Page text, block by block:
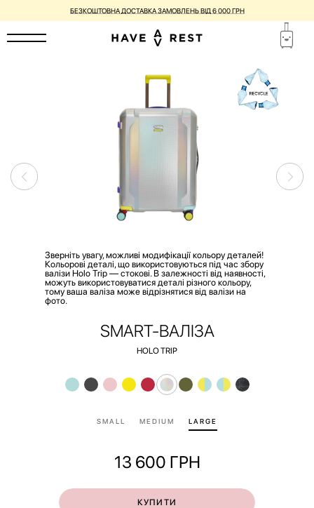
БЕЗКОШТОВНА ДОСТАВКА ЗАМОВЛЕНЬ ВІД 6 000 ГРН
Зверніть увагу, можливі модифікації кольору деталей!
Кольорові деталі, що використовуються під час збору
валізи Holo Trip — стокові. В залежності від наявності,
можуть використовуватися деталі різного кольору,
тому ваша валіза може відрізнятися від валізи на
фото.
SMART-ВАЛІЗА
HOLO TRIP
SMALL MEDIUM LARGE
13 600 ГРН
КУПИТИ